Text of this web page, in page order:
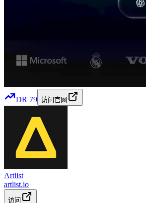
DR 79 访问官网
Artlist
artlist.io
访问